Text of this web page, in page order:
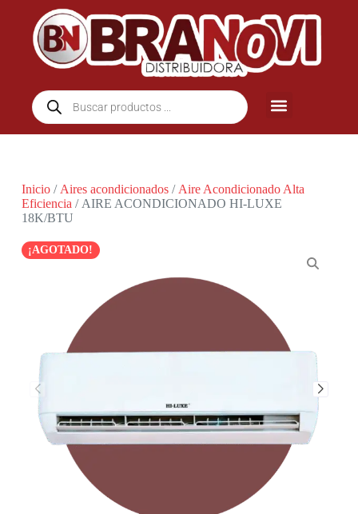
Inicio/ Aires acondicionados/ Aire Acondicionado Alta
Eficiencia / AIRE ACONDICIONADO HI-LUXE
18K/BTU
¡AGOTADO!